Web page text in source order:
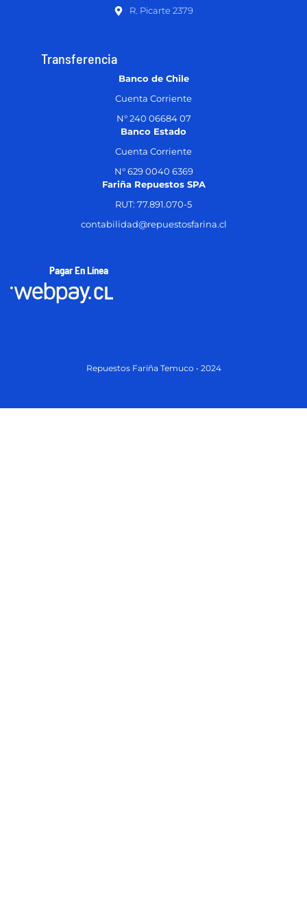
R. Picarte 2379
Transferencia
Banco de Chile
Cuenta Corriente
N° 240 06684 07
Banco Estado
Cuenta Corriente
N° 629 0040 6369
Fariña Repuestos SPA
RUT: 77.891.070-5
contabilidad@repuestosfarina.cl
Pagar En Línea
Repuestos Fariña Temuco • 2024